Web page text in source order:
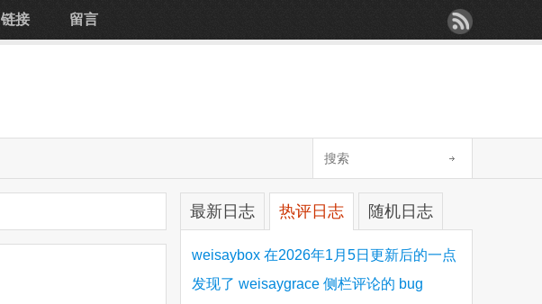
链接 留言
最新日志 热评日志 随机日志
weisaybox 在2026年1月5日更新后的一点
细节问题
发现了 weisaygrace 侧栏评论的 bug